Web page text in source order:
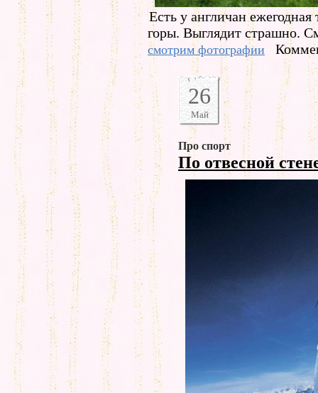
Есть у англичан
горы. Выглядит страшно.
смотрим фотографии
26
Май
Про спорт
По отвесной